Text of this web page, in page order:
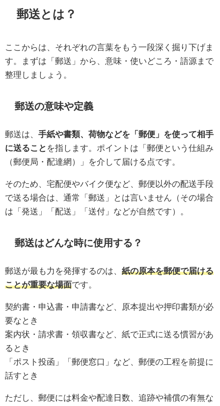
郵送とは？
ここからは、それぞれの言葉をもう一段深く掘り下げま
す。まずは「郵送」から、意味・使いどころ・語源まで
整理しましょう。
郵送の意味や定義
郵送は、 手紙や書類、荷物などを「郵便」を使って相手
に送ること を指します。ポイントは「郵便という仕組み
（郵便局・配達網）」を介して届ける点です。
そのため、宅配便やバイク便など、郵便以外の配送手段
で送る場合は、通常「郵送」とは言いません（その場合
は「発送」「配送」「送付」などが自然です）。
郵送はどんな時に使用する？
郵送が最も力を発揮するのは、 紙の原本を郵便で届ける
ことが重要な場面です。
契約書・申込書・申請書など、原本提出や押印書類が必
要なとき
案内状・請求書・領収書など、紙で正式に送る慣習があ
るとき
「ポスト投函」「郵便窓口」など、郵便の工程を前提に
話すとき
ただし、郵便には料金や配達日数、追跡や補償の有無な